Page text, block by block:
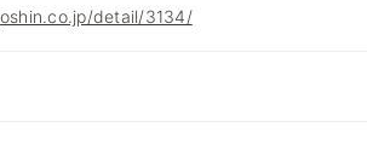
detail/3134/